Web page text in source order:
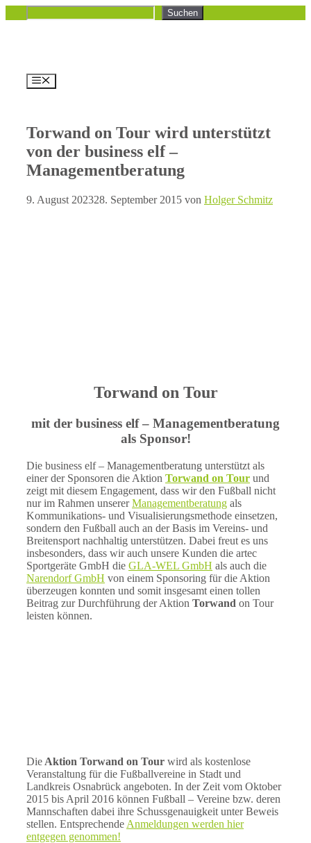
Inhalt
Suchen Suchen
Menü
Torwand on Tour wird unterstützt
von der business elf –
Managementberatung
9. August 202328. September 2015 von Holger Schmitz
Torwand on Tour
mit der business elf – Managementberatung
als Sponsor!
Die business elf – Managementberatung unterstützt als
einer der Sponsoren die Aktion Torwand on Tour und
zeigt mit diesem Engagement, dass wir den Fußball nicht
nur im Rahmen unsererManagementberatung als
Kommunikations- und Visualisierungsmethode einsetzen,
sondern den Fußball auch an der Basis im Vereins- und
Breitensport nachhaltig unterstützen. Dabei freut es uns
insbesonders, dass wir auch unsere Kunden die artec
Sportgeräte GmbH die GLA-WEL GmbH als auch die
Narendorf GmbH von einem Sponsoring für die Aktion
überzeugen konnten und somit insgesamt einen tollen
Beitrag zur Durchführung der Aktion Torwand on Tour
leisten können.
Die Aktion Torwand on Tour wird als kostenlose
Veranstaltung für die Fußballvereine in Stadt und
Landkreis Osnabrück angeboten. In der Zeit vom Oktober
2015 bis April 2016 können Fußball – Vereine bzw. deren
Mannschaften dabei ihre Schussgenauigkeit unter Beweis
stellen. Entsprechende Anmeldungen werden hier
entgegen genommen!